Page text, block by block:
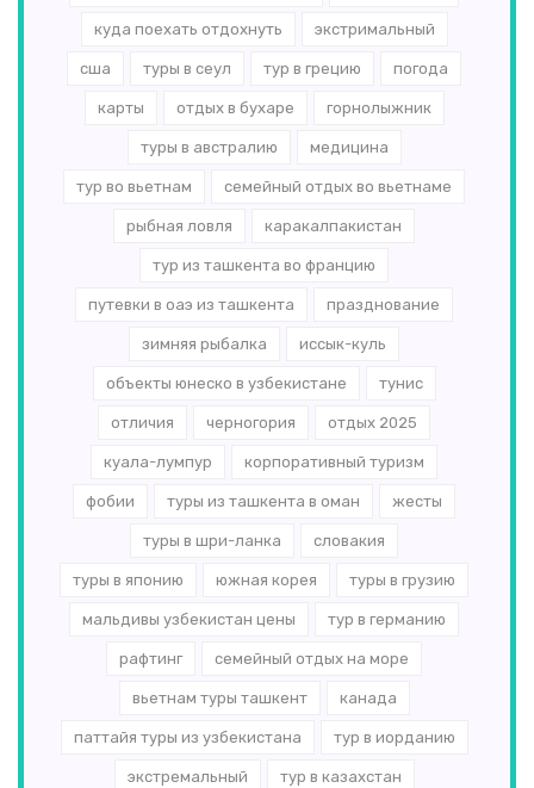
куда поехать отдохнуть экстримальный
сша туры в сеул тур в грецию погода
карты отдых в бухаре горнолыжник
туры в австралию медицина
тур во вьетнам семейный отдых во вьетнаме
рыбная ловля каракалпакистан
тур из ташкента во францию
путевки в оаэ из ташкента празднование
зимняя рыбалка иссык-куль
объекты юнеско в узбекистане тунис
отличия черногория отдых 2025
куала-лумпур корпоративный туризм
фобии туры из ташкента в оман жесты
туры в шри-ланка словакия
туры в японию южная корея туры в грузию
мальдивы узбекистан цены тур в германию
рафтинг семейный отдых на море
вьетнам туры ташкент канада
паттайя туры из узбекистана тур в иорданию
экстремальный тур в казахстан